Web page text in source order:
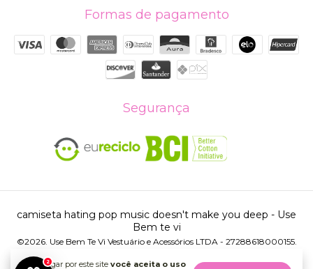
Ao navegar por este site você aceita o uso
Formas de pagamento
Segurança
camiseta hating pop music doesn't make you deep - Use
Bem te vi
©2026. Use Bem Te Vi Vestuário e Acessórios LTDA - 27288618000155.
2